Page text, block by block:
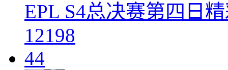
EPL S4总决赛第四日
12198
44